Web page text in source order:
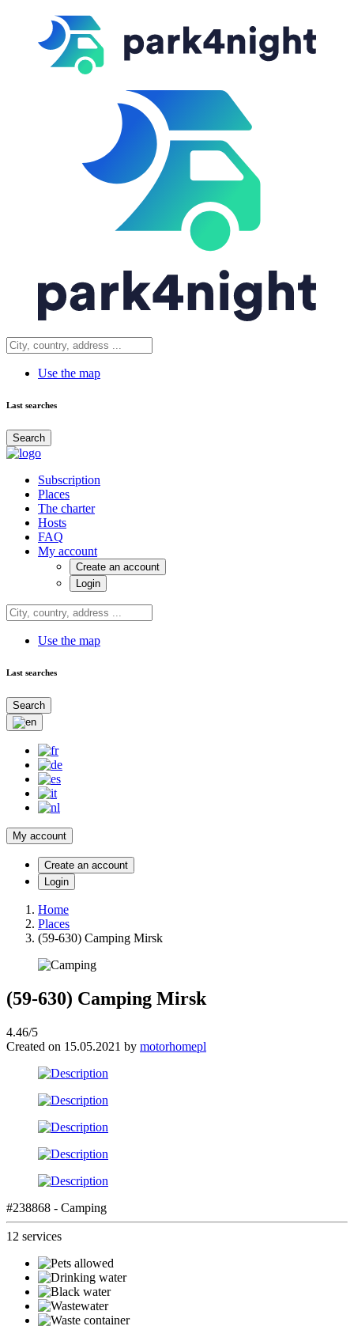
Use the map
Last searches
Search
Subscription
Places
The charter
Hosts
FAQ
My account
Create an account
Login
Use the map
Last searches
Search
My account
Create an account
Login
Home
Places
(59-630) Camping Mirsk
(59-630) Camping Mirsk
4.46/5
Created on 15.05.2021 by motorhomepl
#238868 - Camping
12 services